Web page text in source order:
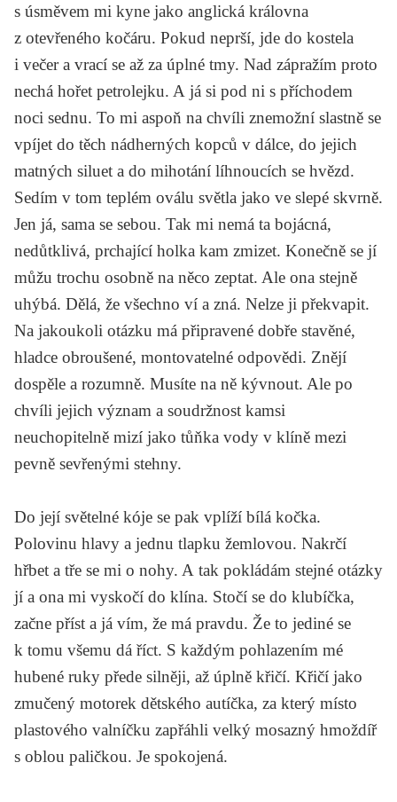
s úsměvem mi kyne jako anglická královna
z otevřeného kočáru. Pokud neprší, jde do kostela
i večer a vrací se až za úplné tmy. Nad zápražím proto
nechá hořet petrolejku. A já si pod ni s příchodem
noci sednu. To mi aspoň na chvíli znemožní slastně se
vpíjet do těch nádherných kopců v dálce, do jejich
matných siluet a do mihotání líhnoucích se hvězd.
Sedím v tom teplém oválu světla jako ve slepé skvrně.
Jen já, sama se sebou. Tak mi nemá ta bojácná,
nedůtklivá, prchající holka kam zmizet. Konečně se jí
můžu trochu osobně na něco zeptat. Ale ona stejně
uhýbá. Dělá, že všechno ví a zná. Nelze ji překvapit.
Na jakoukoli otázku má připravené dobře stavěné,
hladce obroušené, montovatelné odpovědi. Znějí
dospěle a rozumně. Musíte na ně kývnout. Ale po
chvíli jejich význam a soudržnost kamsi
neuchopitelně mizí jako tůňka vody v klíně mezi
pevně sevřenými stehny.
Do její světelné kóje se pak vplíží bílá kočka.
Polovinu hlavy a jednu tlapku žemlovou. Nakrčí
hřbet a tře se mi o nohy. A tak pokládám stejné otázky
jí a ona mi vyskočí do klína. Stočí se do klubíčka,
začne příst a já vím, že má pravdu. Že to jediné se
k tomu všemu dá říct. S každým pohlazením mé
hubené ruky přede silněji, až úplně křičí. Křičí jako
zmučený motorek dětského autíčka, za který místo
plastového valníčku zapřáhli velký mosazný hmoždíř
s oblou paličkou. Je spokojená.